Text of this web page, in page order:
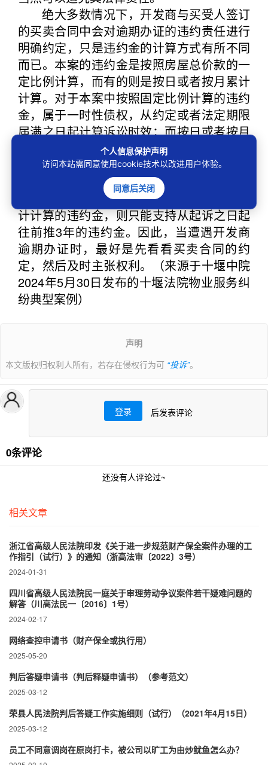
绝大多数情况下，开发商与买受人签订
的买卖合同中会对逾期办证的违约责任进行
明确约定，只是违约金的计算方式有所不同
而已。本案的违约金是按照房屋总价款的一
定比例计算，而有的则是按日或者按月累计
计算。对于本案中按照固定比例计算的违约
金，属于一时性债权，从约定或者法定期限
届满之日起计算诉讼时效；而按日或者按月
累计计算的违约金，属于继续性债权，按照
每个债权分别计算违约金。也就是说，如果
开发商逾期办证超过3年，按固定金额计算
的违约金则已过诉讼时效；按日或者按月累
计计算的违约金，则只能支持从起诉之日起
往前推3年的违约金。因此，当遭遇开发商
逾期办证时，最好是先看看买卖合同的约
定，然后及时主张权利。（来源于十堰中院
2024年5月30日发布的十堰法院物业服务纠
纷典型案例）
声明
本文版权归权利人所有，若存在侵权行为可 “投诉”。
登录 后发表评论
0条评论
还没有人评论过~
相关文章
浙江省高级人民法院印发《关于进一步规范财产保全案件办理的工
作指引（试行）》的通知（浙高法审〔2022〕3号）
2024-01-31
四川省高级人民法院民一庭关于审理劳动争议案件若干疑难问题的
解答（川高法民一〔2016〕1号）
2024-02-17
网络查控申请书（财产保全或执行用）
2025-05-20
判后答疑申请书（判后释疑申请书）（参考范文）
2025-03-12
荣县人民法院判后答疑工作实施细则（试行）（2021年4月15日）
2025-03-12
员工不同意调岗在原岗打卡，被公司以旷工为由炒鱿鱼怎么办？
个人信息保护声明
访问本站需同意使用cookie技术以改进用户体验。
同意后关闭